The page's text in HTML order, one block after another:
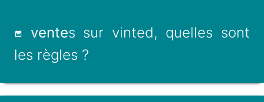
ventes sur vinted, quelles sont
les règles ?